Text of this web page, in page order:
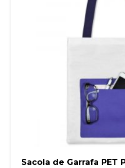
Sacola de Garrafa PET